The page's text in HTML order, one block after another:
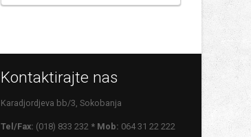
Kontaktirajte nas
Karadjordjeva bb/3, Sokobanja
Tel/Fax: (018) 833 232 * Mob: 064 31 22 222